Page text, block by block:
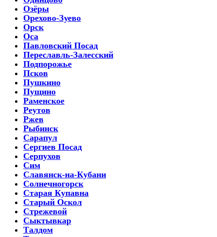
Озёры
Орехово-Зуево
Орск
Оса
Павловский Посад
Переславль-Залесский
Подпорожье
Псков
Пушкино
Пущино
Раменское
Реутов
Ржев
Рыбинск
Сарапул
Сергиев Посад
Серпухов
Сим
Славянск-на-Кубани
Солнечногорск
Старая Купавна
Старый Оскол
Стрежевой
Сыктывкар
Талдом